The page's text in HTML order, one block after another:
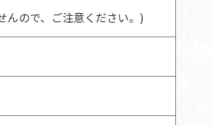
んので、ご注意ください。)